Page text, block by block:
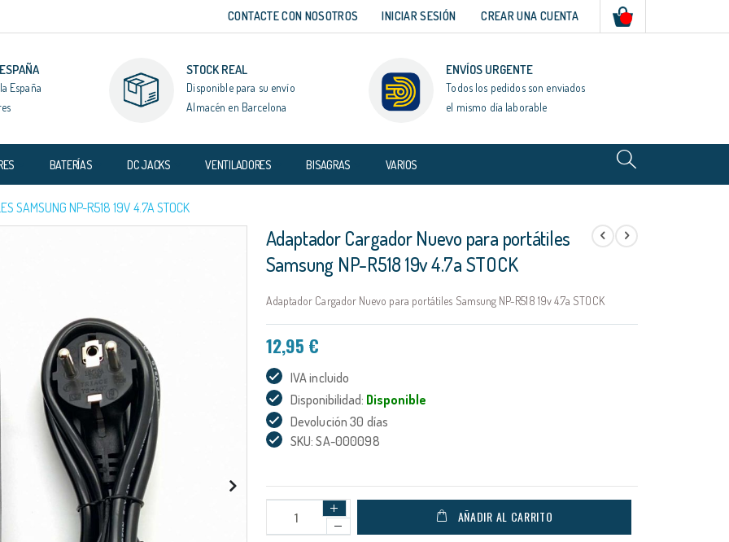
CONTACTE CON NOSOTROS INICIAR SESIÓN CREAR UNA CUENTA
España
STOCK REAL
Disponible para su envío
Almacén en Barcelona
ENVÍOS URGENTE
Todos los pedidos son enviados
el mismo día laborable
BATERÍAS DC JACKS VENTILADORES BISAGRAS VARIOS
SAMSUNG NP-R518 19V 4.7A STOCK
Adaptador Cargador Nuevo para portátiles
Samsung NP-R518 19v 4.7a STOCK
Adaptador Cargador Nuevo para portátiles Samsung NP-R518 19v 4.7a STOCK
12,95 €
IVA incluido
Disponibilidad: Disponible
Devolución 30 días
SKU: SA-000098
AÑADIR AL CARRITO